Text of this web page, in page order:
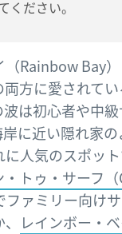
ください。
（Rainbow Bay
方に愛されて
は初心者や中
に近い隠れ家
人気のスポット
・トゥ・サーフ
ファミリー向け
レインボー・